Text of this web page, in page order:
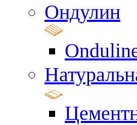
Ондулин